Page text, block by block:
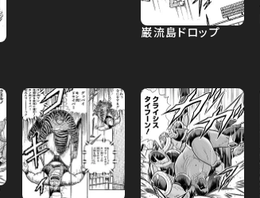
巌流島ドロップ